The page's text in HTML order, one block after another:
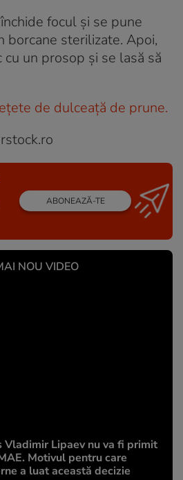
focul și se pune
borcane sterilizate. Apoi,
un prosop și se lasă să
de dulceață de prune.
ABONEAZĂ-TE
NOU VIDEO
Vladimir Lipaev nu va fi primit
Motivul pentru care
a luat această decizie